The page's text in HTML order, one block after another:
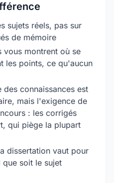
sujets réels, pas sur
de mémoire
vous montrent où se
les points, ce qu'aucun
connaissances est
mais l'exigence de
: les corrigés
qui piège la plupart
dissertation vaut pour
que soit le sujet